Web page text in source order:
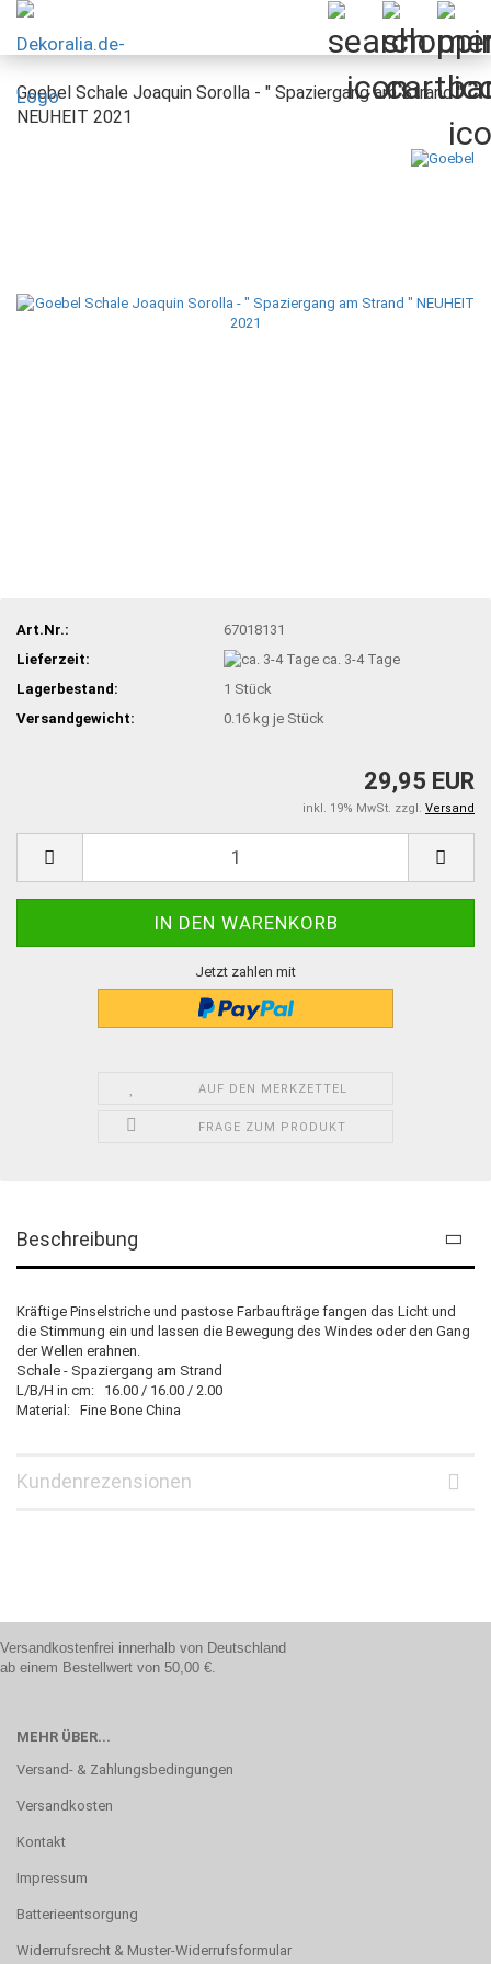
Goebel Schale Joaquin Sorolla - " Spaziergang am Strand "
NEUHEIT 2021
Art.Nr.:
67018131
Lieferzeit:
ca. 3-4 Tage
Lagerbestand:
1 Stück
Versandgewicht:
0.16 kg je Stück
29,95 EUR
inkl. 19% MwSt. zzgl. Versand
Jetzt zahlen mit
AUF DEN MERKZETTEL
FRAGE ZUM PRODUKT
Beschreibung
Kräftige Pinselstriche und pastose Farbaufträge fangen das Licht und
die Stimmung ein und lassen die Bewegung des Windes oder den Gang
der Wellen erahnen.
Schale - Spaziergang am Strand
L/B/H in cm: 16.00 / 16.00 / 2.00
Material: Fine Bone China
Kundenrezensionen
Versandkostenfrei innerhalb von Deutschland
ab einem Bestellwert von 50,00 €.
MEHR ÜBER...
Versand- & Zahlungsbedingungen
Versandkosten
Kontakt
Impressum
Batterieentsorgung
Widerrufsrecht & Muster-Widerrufsformular